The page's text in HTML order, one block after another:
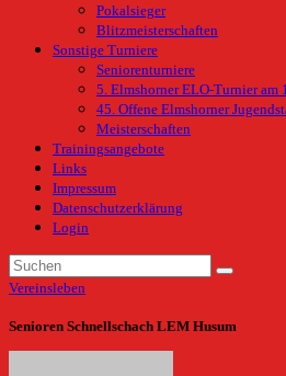
Pokalsieger
Blitzmeisterschaften
Sonstige Turniere
Seniorenturniere
5. Elmshorner ELO-Turnier am
45. Offene Elmshorner
Meisterschaften
Trainingsangebote
Links
Impressum
Datenschutzerklärung
Login
Vereinsleben
Senioren Schnellschach LEM Husum